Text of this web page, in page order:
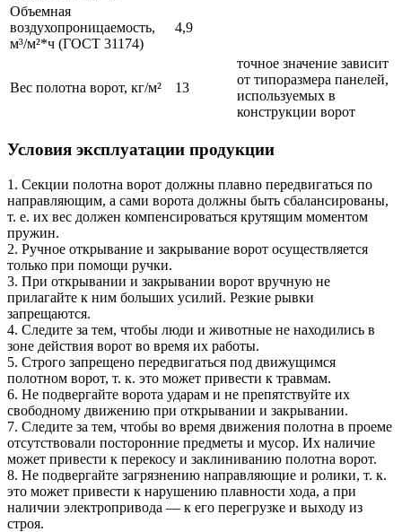
Объемная
воздухопроницаемость,
м³/м²*ч (ГОСТ 31174)
4,9
Вес полотна ворот, кг/м² 13
точное значение зависит
от типоразмера панелей,
используемых в
конструкции ворот
Условия эксплуатации продукции
1. Секции полотна ворот должны плавно передвигаться по
направляющим, а сами ворота должны быть сбалансированы,
т. е. их вес должен компенсироваться крутящим моментом
пружин.
2. Ручное открывание и закрывание ворот осуществляется
только при помощи ручки.
3. При открывании и закрывании ворот вручную не
прилагайте к ним больших усилий. Резкие рывки
запрещаются.
4. Следите за тем, чтобы люди и животные не находились в
зоне действия ворот во время их работы.
5. Строго запрещено передвигаться под движущимся
полотном ворот, т. к. это может привести к травмам.
6. Не подвергайте ворота ударам и не препятствуйте их
свободному движению при открывании и закрывании.
7. Следите за тем, чтобы во время движения полотна в проеме
отсутствовали посторонние предметы и мусор. Их наличие
может привести к перекосу и заклиниванию полотна ворот.
8. Не подвергайте загрязнению направляющие и ролики, т. к.
это может привести к нарушению плавности хода, а при
наличии электропривода — к его перегрузке и выходу из
строя.